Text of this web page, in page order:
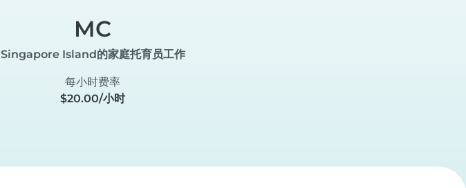
MC
Singapore Island的家庭托育员工作
每小时费率
$20.00/小时